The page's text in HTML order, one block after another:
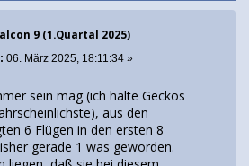
9 (1.Quartal 2025)
06. März 2025, 18:11:34 »
sein mag (ich halte Geckos
aus den
6 Flügen in den ersten 8
gerade 1 was geworden.